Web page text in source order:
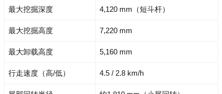
最大挖掘深度 4,120 mm（短斗杆）
最大挖掘高度 7,220 mm
最大卸载高度 5,160 mm
行走速度（高/低） 4.5 / 2.8 km/h